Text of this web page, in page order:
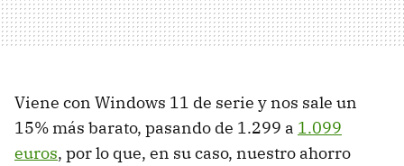
Viene con Windows 11 de serie y nos sale un
15% más barato, pasando de 1.299 a 1.099
euros, por lo que, en su caso, nuestro ahorro